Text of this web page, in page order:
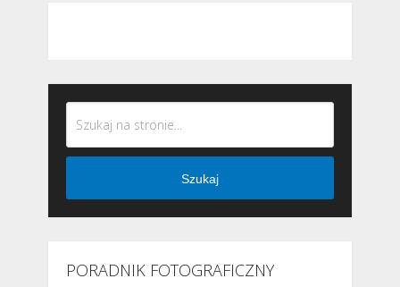
Szukaj
PORADNIK FOTOGRAFICZNY